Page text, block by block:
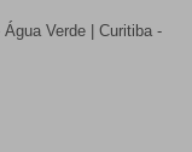
Verde | Curitiba -